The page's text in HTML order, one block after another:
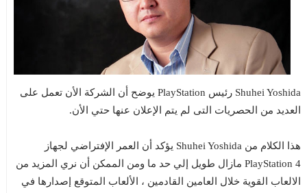
Shuhei Yoshida رئيس PlayStation يوضح أن الشركة الأن تعمل على
العديد من الحصريات التى لم يتم الإعلان عنها حتي الأن.
هذا الكلام من Shuhei Yoshida يؤكد أن العمر الإفتراضي لجهاز
PlayStation 4 مازال طويل إلي حد ما ومن الممكن أن نري المزيد من
الالعاب القوية خلال العامين القادمين ، الألعاب المتوقع إصدارها في